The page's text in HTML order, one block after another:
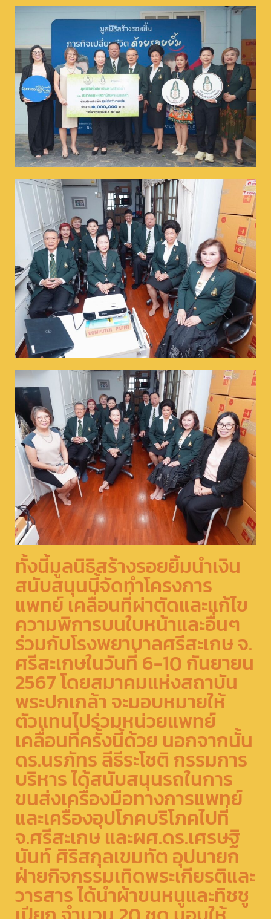
ทั้งนี้มูลนิธิสร้างรอยยิ้ม​นำเงิน
สนับสนุนนี้จัดทำโครงการ
แพทย์ เคลื่อนที่ผ่าตัดและแก้ไข
ความพิการบนใบหน้าและอื่นๆ​
ร่วมกับโรงพยาบาลศรีสะเกษ​ จ.​
ศรีสะเกษในวันที่​ 6-10 กันยายน​
2567​ โดยสมาคมแห่งสถาบัน
พระปกเกล้า จะมอบหมายให้
ตัวแทนไปร่วมหน่วยแพทย์
เคลื่อนที่ครั้งนี้ด้วย นอกจากนั้น​
ดร.นรภัทร ลีธีระโชติ กรรมการ
บริหาร ได้สนับสนุนรถในการ
ขนส่งเครื่องมือทางการแพทย์
และเครื่องอุปโภคบริโภคไปที่
จ.ศรีสะเกษ และผศ.ดร.เศรษฐิ
นันท์ ศิริสกุลเขมทัต อุปนายก
ฝ่ายกิจกรรมเทิดพระเกียรติและ
วารสาร ได้นำผ้าขนหนูและทิชชู